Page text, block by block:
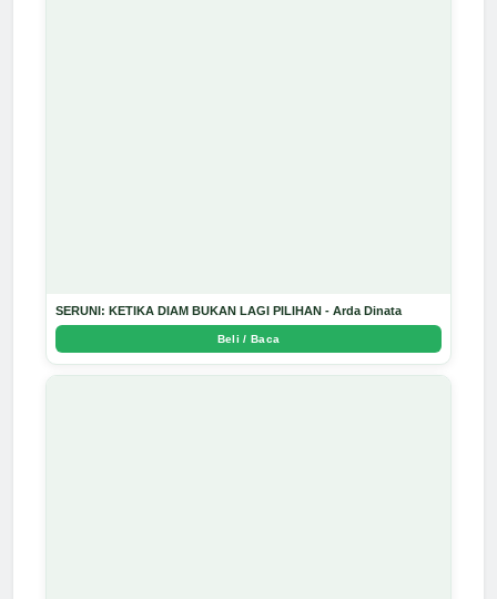
SERUNI: KETIKA DIAM BUKAN LAGI PILIHAN - Arda Dinata
Beli / Baca